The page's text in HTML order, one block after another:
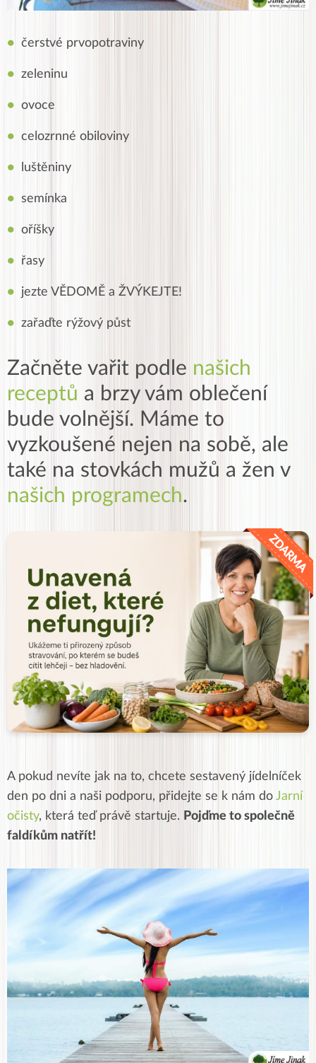
čerstvé prvopotraviny
zeleninu
ovoce
celozrnné obiloviny
luštěniny
semínka
oříšky
řasy
jezte VĚDOMĚ a ŽVÝKEJTE!
zařaďte rýžový půst
Začněte vařit podle našich
receptů a brzy vám oblečení
bude volnější. Máme to
vyzkoušené nejen na sobě, ale
také na stovkách mužů a žen v
našich programech.
A pokud nevíte jak na to, chcete sestavený jídelníček
den po dni a naši podporu, přidejte se k nám do Jarní
očisty, která teď právě startuje. Pojďme to společně
faldíkům natřít!